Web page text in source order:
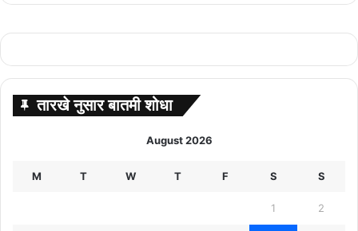
तारखे नुसार बातमी शोधा
August 2026
M T W T F S S
1 2